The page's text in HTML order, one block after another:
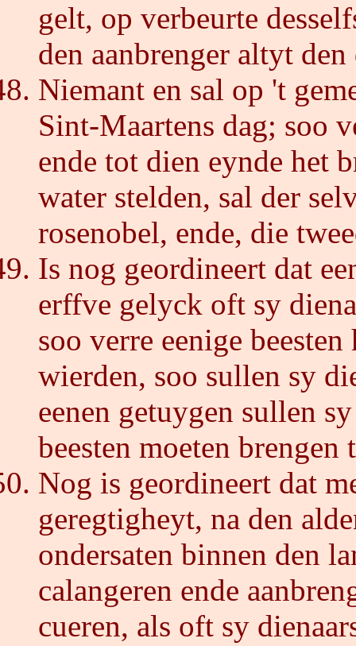
gelt, op verbeurte
den aanbrenger altyt
Niemant en sal op 't
Sint-Maartens dag; soo
ende tot dien eynde het
water stelden, sal der
rosenobel, ende, die
Is nog geordineert dat
erffve gelyck oft sy
soo verre eenige
wierden, soo sullen sy
eenen getuygen sullen
beesten moeten
Nog is geordineert dat
geregtigheyt, na den
ondersaten binnen den
calangeren ende
cueren, als oft sy